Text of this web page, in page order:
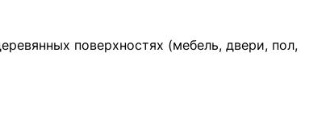
поверхностях (мебель, двери, пол,